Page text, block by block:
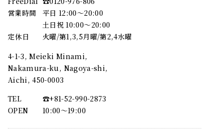
営業時間
平日 12:00～20:00
土日祝 10:00～20:00
定休日
火曜/第1,3,5月曜/第2,4水曜
4-1-3, Meieki Minami,
Nakamura-ku, Nagoya-shi,
Aichi, 450-0003
TEL
☎︎+81-52-990-2873
OPEN
10:00〜19:00